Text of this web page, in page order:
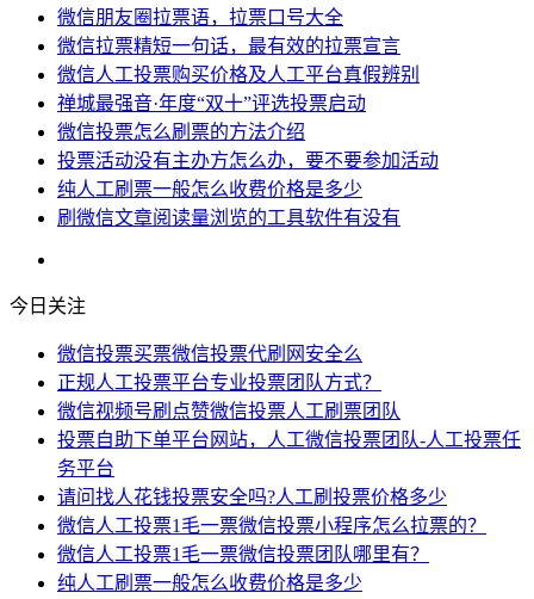
微信朋友圈拉票语，拉票口号大全
微信拉票精短一句话，最有效的拉票宣言
微信人工投票购买价格及人工平台真假辨别
禅城最强音·年度“双十”评选投票启动
微信投票怎么刷票的方法介绍
投票活动没有主办方怎么办，要不要参加活动
纯人工刷票一般怎么收费价格是多少
刷微信文章阅读量浏览的工具软件有没有
今日关注
微信投票买票微信投票代刷网安全么
正规人工投票平台专业投票团队方式？
微信视频号刷点赞微信投票人工刷票团队
投票自助下单平台网站，人工微信投票团队-人工投票任
务平台
请问找人花钱投票安全吗?人工刷投票价格多少
微信人工投票1毛一票微信投票小程序怎么拉票的？
微信人工投票1毛一票微信投票团队哪里有？
纯人工刷票一般怎么收费价格是多少